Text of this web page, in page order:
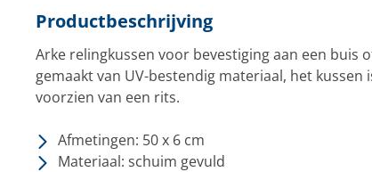
Productbeschrijving
Arke relingkussen voor bevestiging aan een buis
gemaakt van UV-bestendig materiaal, het kussen
voorzien van een rits.
Afmetingen: 50 x 6 cm
Materiaal: schuim gevuld